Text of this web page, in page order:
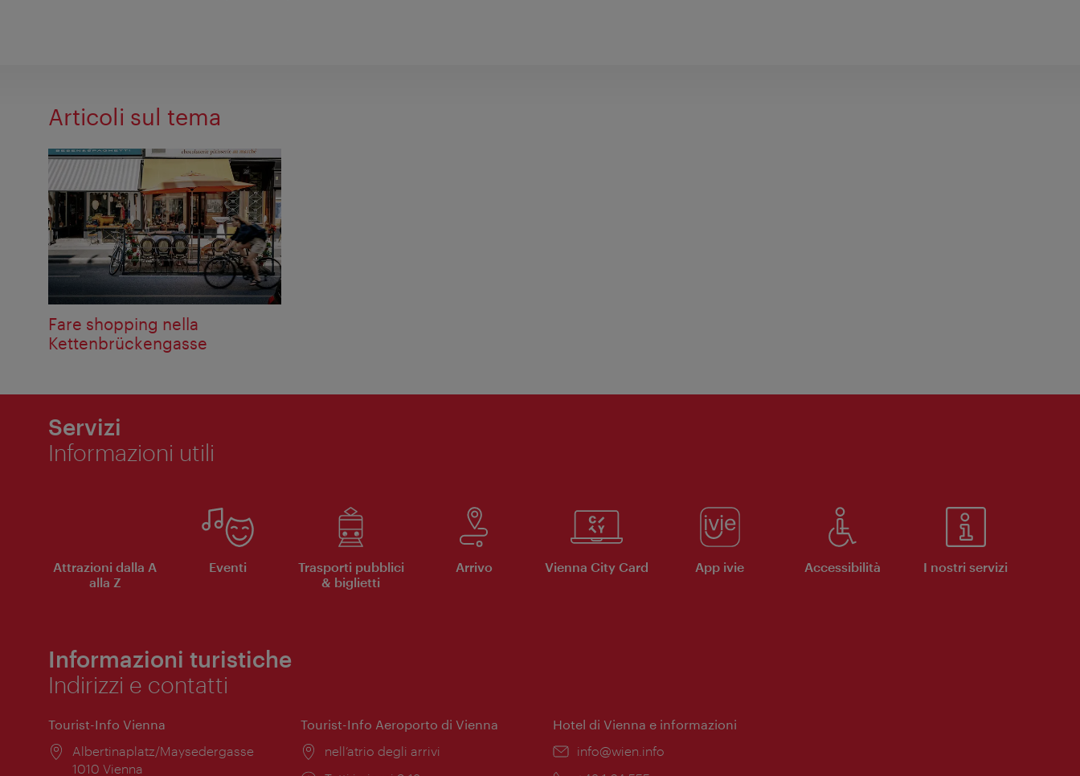
Articoli sul tema
Fare shopping nella
Kettenbrückengasse
Servizi
Informazioni utili
Attrazioni dalla A
alla Z
Eventi
Trasporti pubblici
& biglietti
Arrivo Vienna City Card App ivie Accessibilità I nostri servizi
Informazioni turistiche
Indirizzi e contatti
Tourist-Info Vienna
Posizione:
Albertinaplatz/Maysedergasse
1010 Vienna
Tourist-Info Aeroporto di Vienna
Posizione:
nell’atrio degli arrivi
Hotel di Vienna e informazioni
Email:
info@wien.info